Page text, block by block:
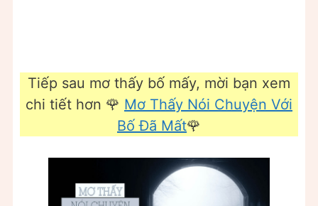
Tiếp sau mơ thấy bố mấy, mời bạn xem
chi tiết hơn 🌹 Mơ Thấy Nói Chuyện Với
Bố Đã Mất🌹